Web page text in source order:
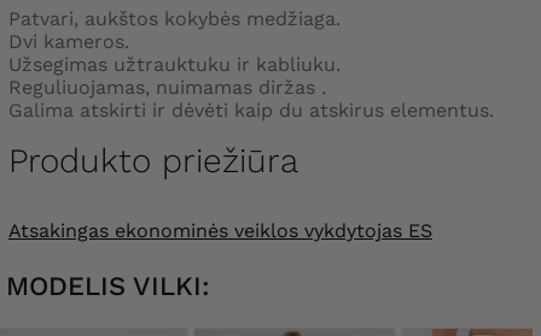
Patvari, aukštos kokybės medžiaga.
Dvi kameros.
Užsegimas užtrauktuku ir kabliuku.
Reguliuojamas, nuimamas diržas .
Galima atskirti ir dėvėti kaip du atskirus elementus.
Produkto priežiūra
Atsakingas ekonominės veiklos vykdytojas ES
MODELIS VILKI: